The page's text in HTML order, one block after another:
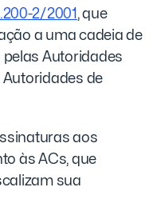
2/2001 , que
a uma cadeia de
Autoridades
de
aos
às ACs, que
sua